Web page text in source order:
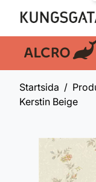
En del av:
Startsida
Kerstin Beige